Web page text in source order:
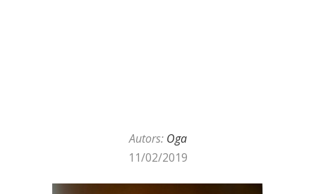
Autors: Oga
11/02/2019